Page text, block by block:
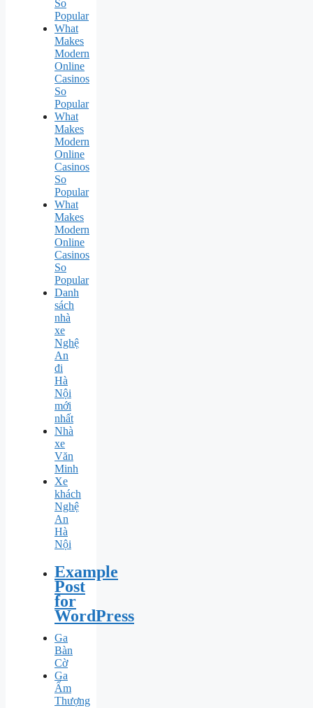
So
Popular
What
Makes
Modern
Online
Casinos
So
Popular
What
Makes
Modern
Online
Casinos
So
Popular
What
Makes
Modern
Online
Casinos
So
Popular
Danh
sách
nhà
xe
Nghệ
An
đi
Hà
Nội
mới
nhất
Nhà
xe
Văn
Minh
Xe
khách
Nghệ
An
Hà
Nội
Example
Post
for
WordPress
Ga
Bàn
Cờ
Ga
Ấm
Thượng